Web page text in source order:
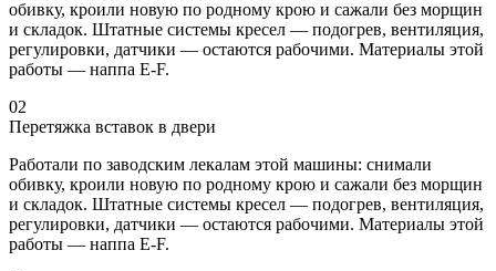
обивку, кроили новую по родному крою и сажали без морщин
и складок. Штатные системы кресел — подогрев, вентиляция,
регулировки, датчики — остаются рабочими. Материалы этой
работы — наппа E-F.
02
Перетяжка вставок в двери
Работали по заводским лекалам этой машины: снимали
обивку, кроили новую по родному крою и сажали без морщин
и складок. Штатные системы кресел — подогрев, вентиляция,
регулировки, датчики — остаются рабочими. Материалы этой
работы — наппа E-F.